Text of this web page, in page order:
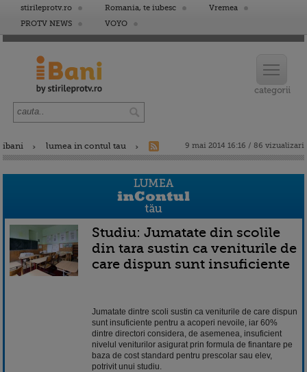
stirileprotv.ro Romania, te iubesc
Vremea
PROTV NEWS
VOYO
ibani lumea in contul tau 9 mai 2014 16:16 / 86 vizualizari
Studiu: Jumatate din scolile
din tara sustin ca veniturile de
care dispun sunt insuficiente
Jumatate dintre scoli sustin ca veniturile de care dispun
sunt insuficiente pentru a acoperi nevoile, iar 60%
dintre directori considera, de asemenea, insuficient
nivelul veniturilor asigurat prin formula de finantare pe
baza de cost standard pentru prescolar sau elev,
potrivit unui studiu.